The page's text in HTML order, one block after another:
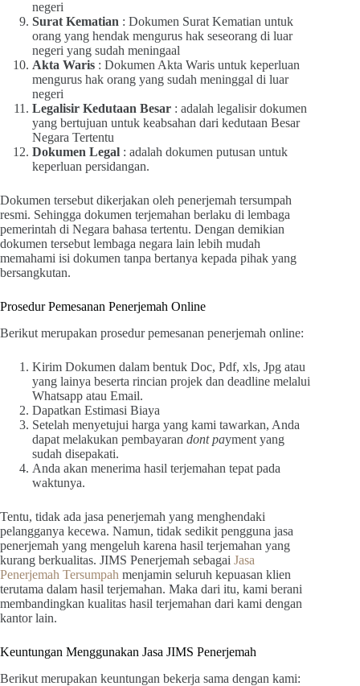
negeri
Surat Kematian : Dokumen Surat Kematian untuk
orang yang hendak mengurus hak seseorang di luar
negeri yang sudah meningaal
Akta Waris : Dokumen Akta Waris untuk keperluan
mengurus hak orang yang sudah meninggal di luar
negeri
Legalisir Kedutaan Besar : adalah legalisir dokumen
yang bertujuan untuk keabsahan dari kedutaan Besar
Negara Tertentu
Dokumen Legal : adalah dokumen putusan untuk
keperluan persidangan.
Dokumen tersebut dikerjakan oleh penerjemah tersumpah
resmi. Sehingga dokumen terjemahan berlaku di lembaga
pemerintah di Negara bahasa tertentu. Dengan demikian
dokumen tersebut lembaga negara lain lebih mudah
memahami isi dokumen tanpa bertanya kepada pihak yang
bersangkutan.
Prosedur Pemesanan Penerjemah Online
Berikut merupakan prosedur pemesanan penerjemah online:
Kirim Dokumen dalam bentuk Doc, Pdf, xls, Jpg atau
yang lainya beserta rincian projek dan deadline melalui
Whatsapp atau Email.
Dapatkan Estimasi Biaya
Setelah menyetujui harga yang kami tawarkan, Anda
dapat melakukan pembayaran dont payment yang
sudah disepakati.
Anda akan menerima hasil terjemahan tepat pada
waktunya.
Tentu, tidak ada jasa penerjemah yang menghendaki
pelangganya kecewa. Namun, tidak sedikit pengguna jasa
penerjemah yang mengeluh karena hasil terjemahan yang
kurang berkualitas. JIMS Penerjemah sebagai Jasa
Penerjemah Tersumpah menjamin seluruh kepuasan klien
terutama dalam hasil terjemahan. Maka dari itu, kami berani
membandingkan kualitas hasil terjemahan dari kami dengan
kantor lain.
Keuntungan Menggunakan Jasa JIMS Penerjemah
Berikut merupakan keuntungan bekerja sama dengan kami: